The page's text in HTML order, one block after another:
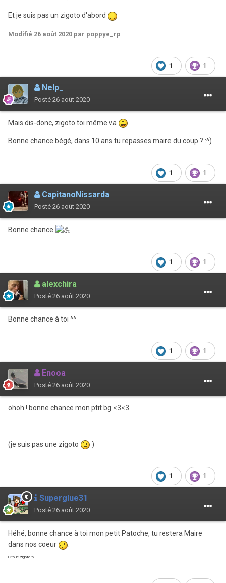
Et je suis pas un zigoto d'abord
Modifié 26 août 2020 par poppye_rp
1 1
Nelp_
Posté 26 août 2020
Mais dis-donc, zigoto toi même va
Bonne chance bégé, dans 10 ans tu repasses maire du coup ? :^)
1 1
CapitanoNissarda
Posté 26 août 2020
Bonne chance
1 1
alexchira
Posté 26 août 2020
Bonne chance à toi ^^
1 1
Enooa
Posté 26 août 2020
ohoh ! bonne chance mon ptit bg <3<3
(je suis pas une zigoto )
1 1
Superglue31
Posté 26 août 2020
Héhé, bonne chance à toi mon petit Patoche, tu restera Maire
dans nos coeur
.
C'toi le zigoto :v